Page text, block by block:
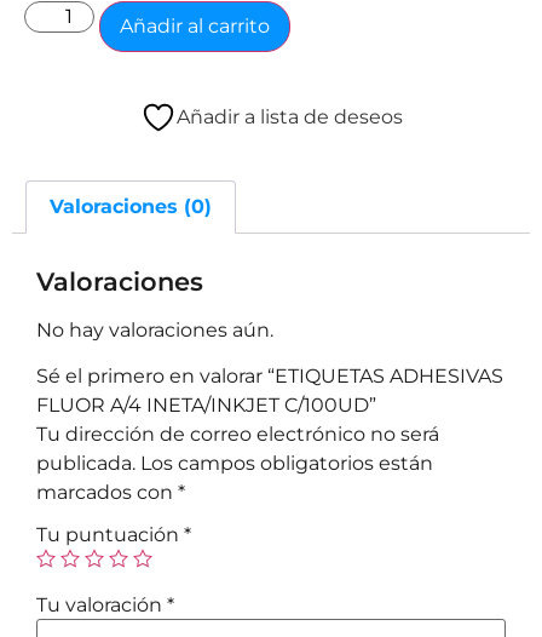
Añadir al carrito
Añadir a lista de deseos
Valoraciones (0)
Valoraciones
No hay valoraciones aún.
Sé el primero en valorar “ETIQUETAS ADHESIVAS
FLUOR A/4 INETA/INKJET C/100UD”
Tu dirección de correo electrónico no será
publicada. Los campos obligatorios están
marcados con *
Tu puntuación *
Tu valoración *